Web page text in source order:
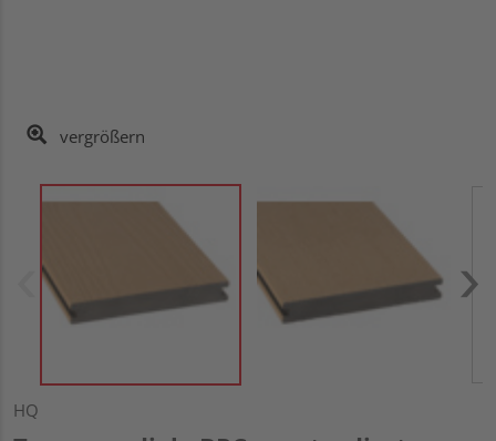
vergrößern
HQ